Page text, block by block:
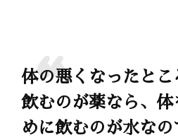
体の悪くなったと
飲むのが薬なら、
めに飲むのが水なの